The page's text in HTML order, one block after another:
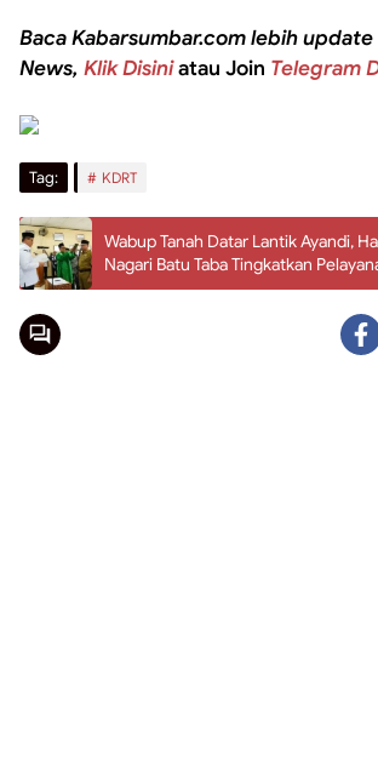
Baca Kabarsumbar.com lebih
News, Klik Disiniatau Join Telegram
Tag: KDRT
Wabup Tanah Datar Lantik Ayandi,
Nagari Batu Taba Tingkatkan